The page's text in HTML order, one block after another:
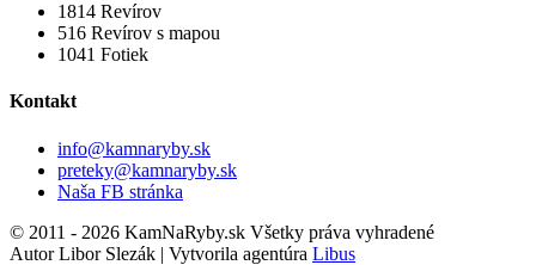
1814 Revírov
516 Revírov s mapou
1041 Fotiek
Kontakt
info@kamnaryby.sk
preteky@kamnaryby.sk
Naša FB stránka
© 2011 - 2026 KamNaRyby.sk Všetky práva vyhradené
Autor Libor Slezák | Vytvorila agentúra Libus